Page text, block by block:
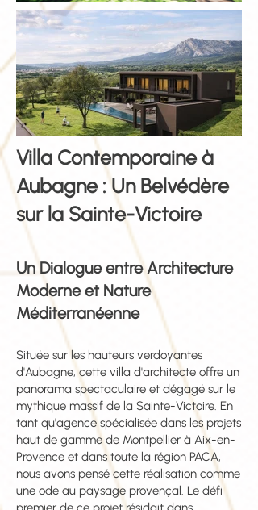
Villa Contemporaine à
Aubagne : Un Belvédère
sur la Sainte-Victoire
Un Dialogue entre Architecture
Moderne et Nature
Méditerranéenne
Située sur les hauteurs verdoyantes
d'Aubagne, cette villa d'architecte offre un
panorama spectaculaire et dégagé sur le
mythique massif de la Sainte-Victoire. En
tant qu'agence spécialisée dans les projets
haut de gamme de Montpellier à Aix-en-
Provence et dans toute la région PACA,
nous avons pensé cette réalisation comme
une ode au paysage provençal. Le défi